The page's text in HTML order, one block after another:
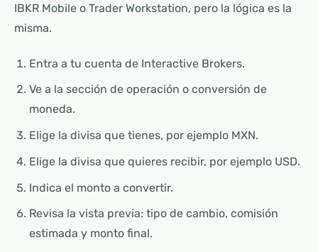
IBKR Mobile o Trader Workstation, pero la lógica es la
misma.
Entra a tu cuenta de Interactive Brokers.
Ve a la sección de operación o conversión de
moneda.
Elige la divisa que tienes, por ejemplo MXN.
Elige la divisa que quieres recibir, por ejemplo USD.
Indica el monto a convertir.
Revisa la vista previa: tipo de cambio, comisión
estimada y monto final.